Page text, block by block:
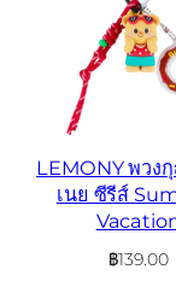
LEMONY พวง
เนย ซีรีส์
฿139.00